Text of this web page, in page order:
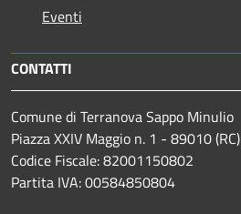
Eventi
CONTATTI
Comune di Terranova Sappo Minulio
Piazza XXIV Maggio n. 1 - 89010 (RC)
Codice Fiscale: 82001150802
Partita IVA: 00584850804